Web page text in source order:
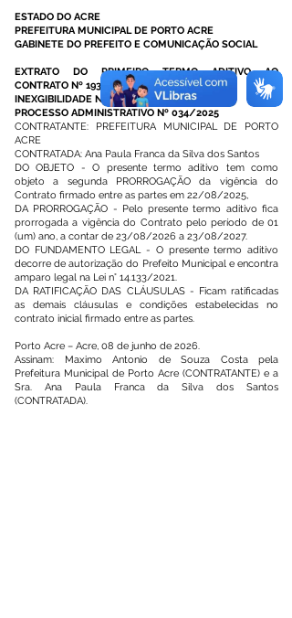
ESTADO DO ACRE
PREFEITURA MUNICIPAL DE PORTO ACRE
GABINETE DO PREFEITO E COMUNICAÇÃO SOCIAL
EXTRATO DO PRIMEIRO TERMO ADITIVO AO
CONTRATO Nº 193/2025
INEXGIBILIDADE Nº 008/2025
PROCESSO ADMINISTRATIVO Nº 034/2025
CONTRATANTE: PREFEITURA MUNICIPAL DE PORTO
ACRE
CONTRATADA: Ana Paula Franca da Silva dos Santos
DO OBJETO - O presente termo aditivo tem como
objeto a segunda PRORROGAÇÃO da vigência do
Contrato firmado entre as partes em 22/08/2025,
DA PRORROGAÇÃO - Pelo presente termo aditivo fica
prorrogada a vigência do Contrato pelo período de 01
(um) ano, a contar de 23/08/2026 a 23/08/2027.
DO FUNDAMENTO LEGAL - O presente termo aditivo
decorre de autorização do Prefeito Municipal e encontra
amparo legal na Lei n° 14.133/2021.
DA RATIFICAÇÃO DAS CLÁUSULAS - Ficam ratificadas
as demais cláusulas e condições estabelecidas no
contrato inicial firmado entre as partes.
Porto Acre – Acre, 08 de junho de 2026.
Assinam: Maximo Antonio de Souza Costa pela
Prefeitura Municipal de Porto Acre (CONTRATANTE) e a
Sra. Ana Paula Franca da Silva dos Santos
(CONTRATADA).